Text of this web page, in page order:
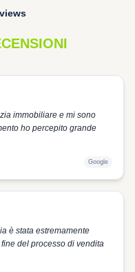
immobiliare e mi sono
ho percepito grande
Google
è stata estremamente
del processo di vendita